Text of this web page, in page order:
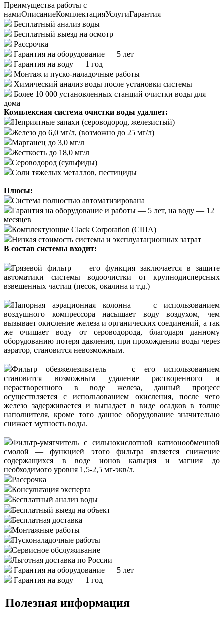
Преимущества работы с
намиОписаниеКомплектацияУслугиГарантия
Бесплатный анализ воды
Бесплатный выезд на осмотр
Рассрочка
Гарантия на оборудование — 5 лет
Гарантия на воду — 1 год
Монтаж и пуско-наладочные работы
Химический анализ воды после установки системы
Более 10 000 установленных станций очистки воды для
дома
Комплексная система очистки воды удаляет:
Неприятные запахи (сероводород, железистый)
Железо до 6,0 мг/л, (возможно до 25 мг/л)
Марганец до 3,0 мг/л
Жесткость до 18,0 мг/л
Сероводород (сульфиды)
Соли тяжелых металлов, пестициды
Плюсы:
Система полностью автоматизирована
Гарантия на оборудование и работы — 5 лет, на воду — 12
месяцев
Комплектующие Clack Corporation (США)
Низкая стоимость системы и эксплуатационных затрат
В состав системы входит:
Грязевой фильтр — его функция заключается в защите
автоматики системы водоочистки от крупнодисперсных
взвешенных частиц (песок, окалина и т.д.)
Напорная аэрационная колонна — с использованием
воздушного компрессора насыщает воду воздухом, чем
вызывает окисление железа и органических соединений, а так
же очищает воду от сероводорода, благодаря данному
оборудованию потеря давления, при прохождении воды через
аэратор, становится невозможным.
Фильтр обезжелезиватель — с его использованием
становится возможным удаление растворенного и
нерастворенного в воде железа, данный процесс
осуществляется с использованием окисления, после чего
железо задерживается и выпадает в виде осадков в толще
наполнителя, кроме того данное оборудование значительно
снижает мутность воды.
Фильтр-умягчитель с сильнокислотной катионообменной
смолой — функцией этого фильтра является снижение
содержащихся в воде ионов кальция и магния до
необходимого уровня 1,5-2,5 мг-экв/л.
Рассрочка
Консультация эксперта
Бесплатный анализ воды
Бесплатный выезд на объект
Бесплатная доставка
Монтажные работы
Пусконаладочные работы
Сервисное обслуживание
Льготная доставка по России
Гарантия на оборудование — 5 лет
Гарантия на воду — 1 год
Полезная информация